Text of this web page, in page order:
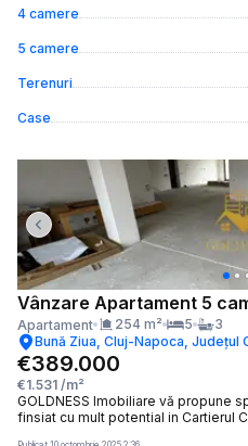
4 camere
5 camere
Terenuri
Case
Previous slide
Vânzare Apartament 5
Apartament 254 m² 5
3
Bună Ziua, Cluj-Napoca, Județul
€389.000
€1.531 /m²
GOLDNESS Imobiliare vă propune
finsiat cu mult potential in Cartierul